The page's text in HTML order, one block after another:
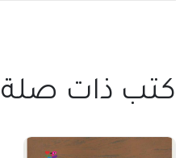
كتب ذات صلة